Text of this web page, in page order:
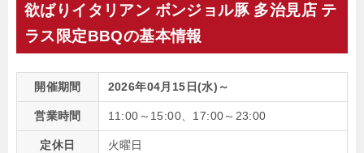
欲ばりイタリアン ボンジョル豚 多治見店 テ
ラス限定BBQの基本情報
開催期間 2026年04月15日(水)～
営業時間 11:00～15:00、17:00～23:00
定休日 火曜日